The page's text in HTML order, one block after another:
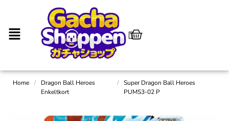
Home /
Dragon Ball Heroes
Enkeltkort
/
Super Dragon Ball Heroes
PUMS3-02 P